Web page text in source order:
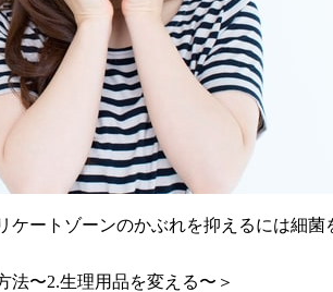
ケートゾーンのかぶれを抑えるには細
法〜2.生理用品を変える〜＞